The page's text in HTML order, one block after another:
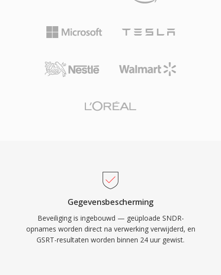
Gegevensbescherming
Beveiliging is ingebouwd — geüploade SNDR-
opnames worden direct na verwerking verwijderd, en
GSRT-resultaten worden binnen 24 uur gewist.